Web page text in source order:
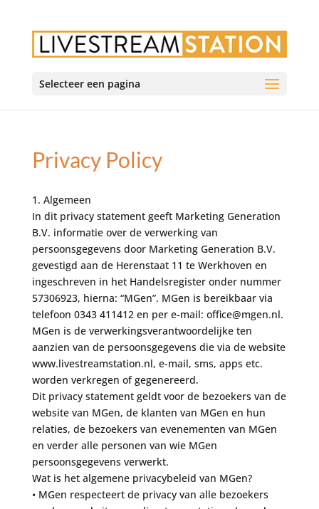
Selecteer een pagina
Privacy Policy
1. Algemeen
In dit privacy statement geeft Marketing Generation
B.V. informatie over de verwerking van
persoonsgegevens door Marketing Generation B.V.
gevestigd aan de Herenstaat 11 te Werkhoven en
ingeschreven in het Handelsregister onder nummer
57306923, hierna: “MGen”. MGen is bereikbaar via
telefoon 0343 411412 en per e-mail: office@mgen.nl.
MGen is de verwerkingsverantwoordelijke ten
aanzien van de persoonsgegevens die via de website
www.livestreamstation.nl, e-mail, sms, apps etc.
worden verkregen of gegenereerd.
Dit privacy statement geldt voor de bezoekers van de
website van MGen, de klanten van MGen en hun
relaties, de bezoekers van evenementen van MGen
en verder alle personen van wie MGen
persoonsgegevens verwerkt.
Wat is het algemene privacybeleid van MGen?
• MGen respecteert de privacy van alle bezoekers